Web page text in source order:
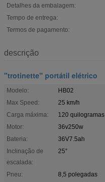
Detalhes da embalagem:
Tempo de entrega:
Termos de pagamento:
descrição
"trotinette" portátil elétrico
Modelo:
HB02
Max Speed:
25 km/h
Carga máxima:
120 quilogramas
Motor:
36v250w
Bateria:
36V7.5ah
Inclinação de
escalada:
25°
Pneu:
8,5 polegadas